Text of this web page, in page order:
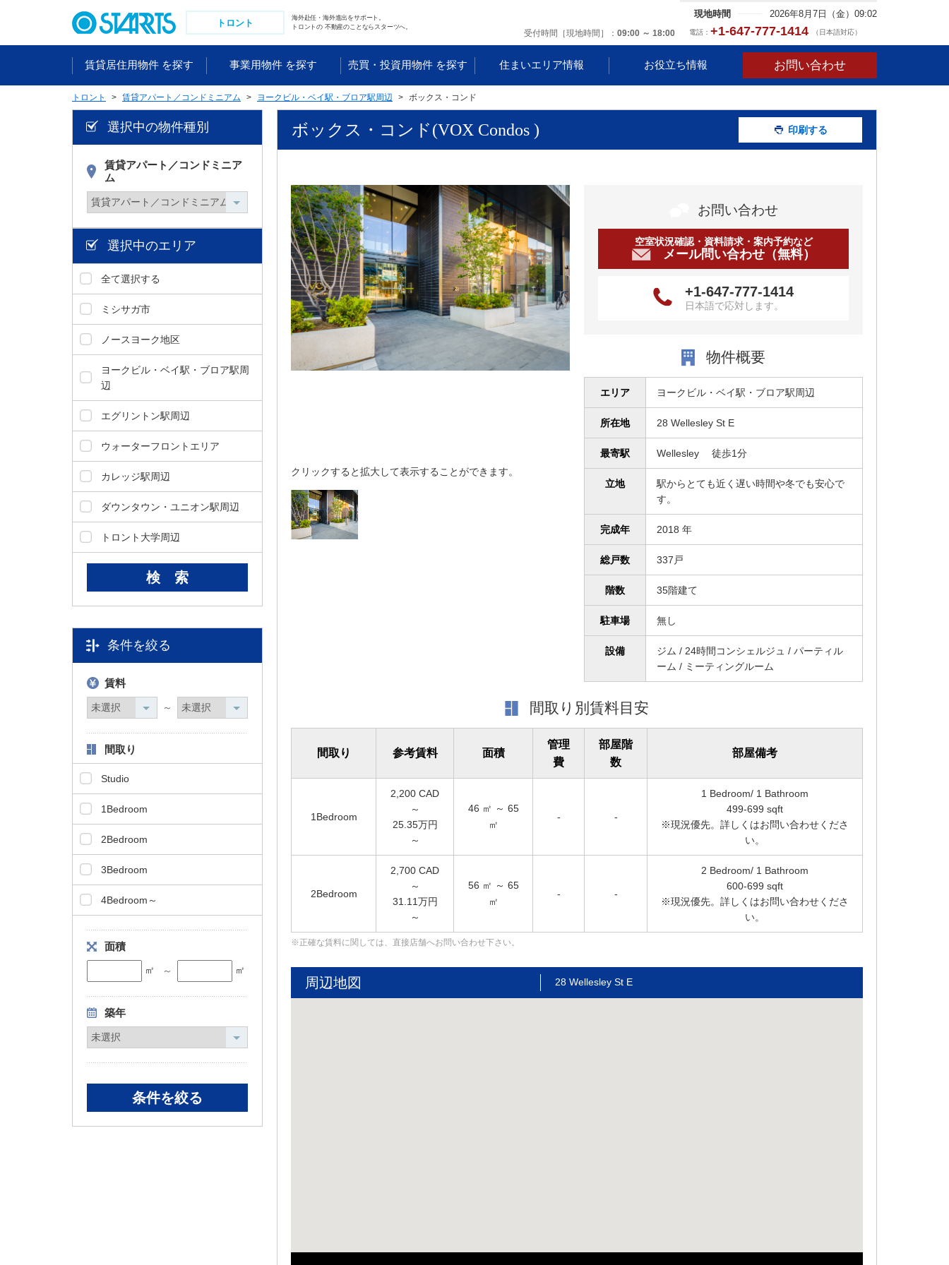
移
トロント
海外赴任・海外進出をサポート。
トロントの 不動産のことならスターツへ。
現地時間 2026年8月7日（金）09:02
受付時間［現地時間］ 09:00 ～ 18:00 電話： +1-647-777-1414 （日本語対応）
賃貸居住用物件 を探す 事業用物件 を探す 売買・投資用物件 を探す 住まいエリア情報 お役立ち情報 お問い合わせ
トロント 賃貸アパート／コンドミニアム ヨークビル・ベイ駅・ブロア駅周辺 ボックス・コンド
選択中の物件種別
賃貸アパート／コンドミニア
ム
選択中のエリア
全て選択する
ミシサガ市
ノースヨーク地区
ヨークビル・ベイ駅・ブロア駅周
辺
エグリントン駅周辺
ウォーターフロントエリア
カレッジ駅周辺
ダウンタウン・ユニオン駅周辺
トロント大学周辺
条件を絞る
賃料
～
間取り
Studio
1Bedroom
2Bedroom
3Bedroom
4Bedroom～
面積
㎡ ～ ㎡
築年
ボックス・コンド(VOX Condos ) 印刷する
クリックすると拡大して表示することができます。
お問い合わせ
空室状況確認・資料請求・案内予約など
メール問い合わせ（無料）
+1-647-777-1414
日本語で応対します。
物件概要
エリア ヨークビル・ベイ駅・ブロア駅周辺
所在地 28 Wellesley St E
最寄駅 Wellesley 徒歩1分
立地
駅からとても近く遅い時間や冬でも安心で
す。
完成年 2018 年
総戸数 337戸
階数 35階建て
駐車場 無し
設備
ジム / 24時間コンシェルジュ / パーティル
ーム / ミーティングルーム
間取り別賃料目安
間取り 参考賃料 面積
管理
費
部屋階
数
部屋備考
1Bedroom
2,200 CAD
～
25.35万円
～
46 ㎡ ～ 65
㎡
- -
1 Bedroom/ 1 Bathroom
499-699 sqft
※現況優先。詳しくはお問い合わせくださ
い。
2Bedroom
2,700 CAD
～
31.11万円
～
56 ㎡ ～ 65
㎡
- -
2 Bedroom/ 1 Bathroom
600-699 sqft
※現況優先。詳しくはお問い合わせくださ
い。
正確な賃料に関しては、直接店舗へお問い合わせ下さい。
周辺地図 28 Wellesley St E